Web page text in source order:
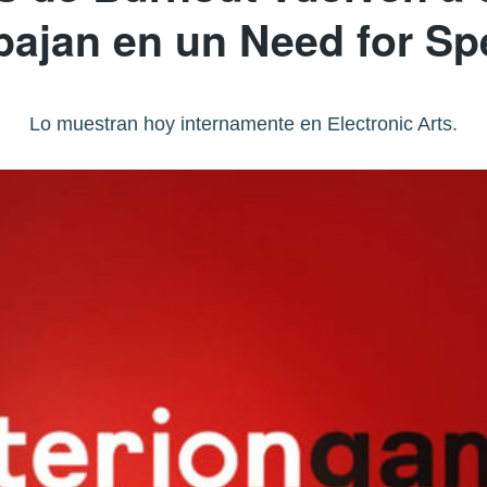
en un Need for
Lo muestran hoy internamente en Electronic Arts.